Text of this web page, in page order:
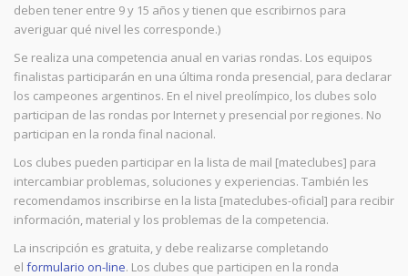
deben tener entre 9 y 15 años y tienen que escribirnos para
averiguar qué nivel les corresponde.)
Se realiza una competencia anual en varias rondas. Los equipos
finalistas participarán en una última ronda presencial, para declarar
los campeones argentinos. En el nivel preolímpico, los clubes solo
participan de las rondas por Internet y presencial por regiones. No
participan en la ronda final nacional.
Los clubes pueden participar en la lista de mail [mateclubes] para
intercambiar problemas, soluciones y experiencias. También les
recomendamos inscribirse en la lista [mateclubes-oficial] para recibir
información, material y los problemas de la competencia.
La inscripción es gratuita, y debe realizarse completando
el formulario on-line. Los clubes que participen en la ronda